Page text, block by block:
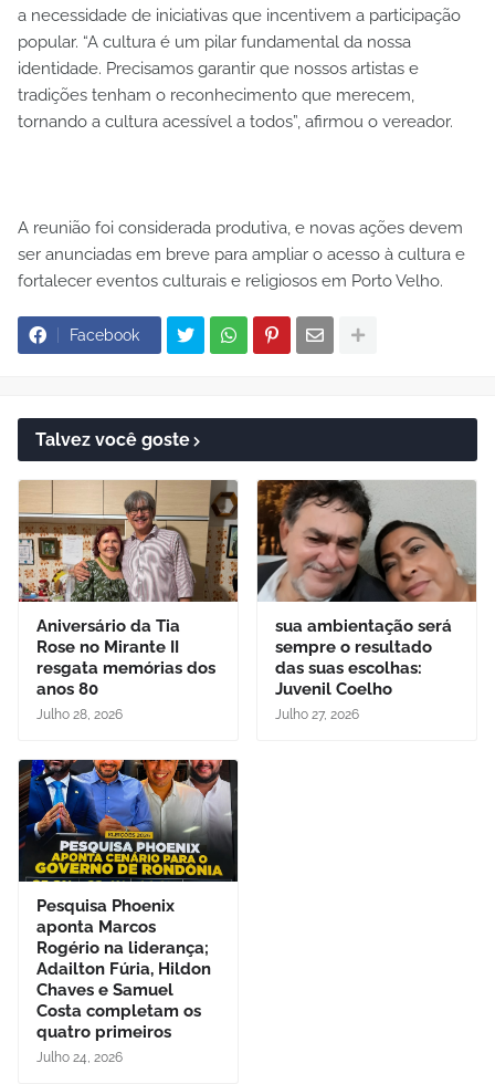
a necessidade de iniciativas que incentivem a participação
popular. “A cultura é um pilar fundamental da nossa
identidade. Precisamos garantir que nossos artistas e
tradições tenham o reconhecimento que merecem,
tornando a cultura acessível a todos”, afirmou o vereador.
A reunião foi considerada produtiva, e novas ações devem
ser anunciadas em breve para ampliar o acesso à cultura e
fortalecer eventos culturais e religiosos em Porto Velho.
Facebook
Talvez você goste
Aniversário da Tia
Rose no Mirante II
resgata memórias dos
anos 80
Julho 28, 2026
sua ambientação será
sempre o resultado
das suas escolhas:
Juvenil Coelho
Julho 27, 2026
Pesquisa Phoenix
aponta Marcos
Rogério na liderança;
Adailton Fúria, Hildon
Chaves e Samuel
Costa completam os
quatro primeiros
Julho 24, 2026